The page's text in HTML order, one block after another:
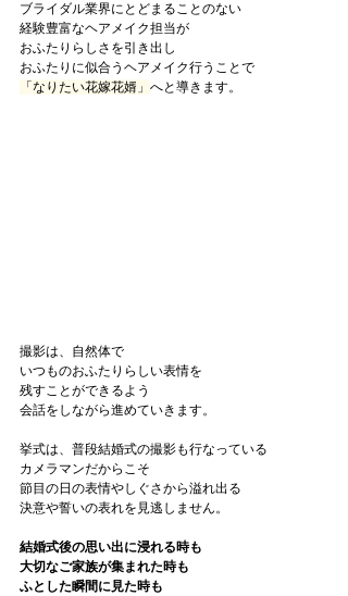
ブライダル業界にとどまることのない
経験豊富なヘアメイク担当が
おふたりらしさを引き出し
おふたりに似合うヘアメイク行うことで
「なりたい花嫁花婿」 へと導きます。
撮影は、自然体で
いつものおふたりらしい表情を
残すことができるよう
会話をしながら進めていきます。
挙式は、普段結婚式の撮影も行なっている
カメラマンだからこそ
節目の日の表情やしぐさから溢れ出る
決意や誓いの表れを見逃しません。
結婚式後の思い出に浸れる時も
大切なご家族が集まれた時も
ふとした瞬間に見た時も